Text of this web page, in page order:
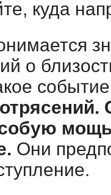
куда
о
событие
Они